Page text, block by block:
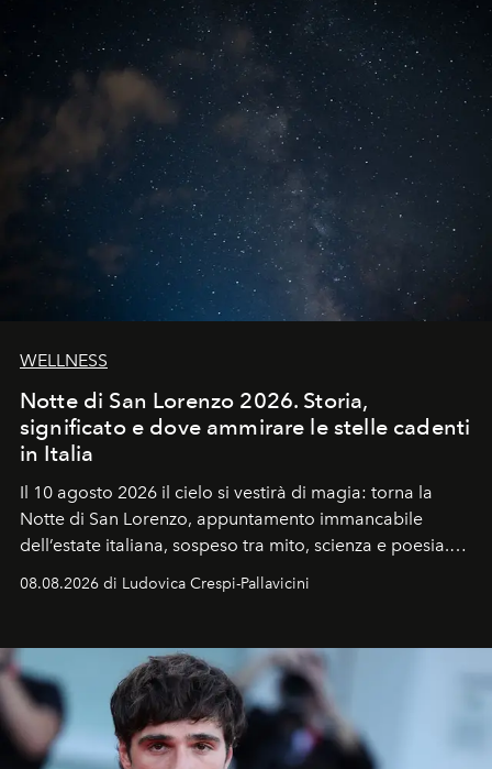
WELLNESS
Notte di San Lorenzo 2026. Storia,
significato e dove ammirare le stelle cadenti
in Italia
Il 10 agosto 2026 il cielo si vestirà di magia: torna la
Notte di San Lorenzo, appuntamento immancabile
dell’estate italiana, sospeso tra mito, scienza e poesia.
celeste per seguire il passaggio delle
all’universo i desideri più segreti
08.08.2026 di Ludovica Crespi-Pallavicini